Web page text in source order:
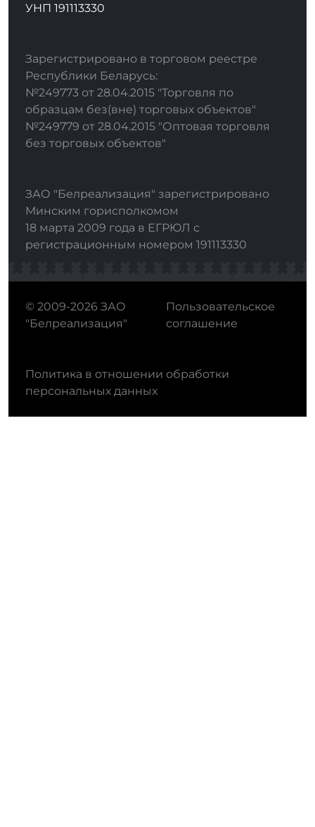
УНП 191113330
Зарегистрировано в торговом реестре
Республики Беларусь:
№249773 от 28.04.2015 "Торговля по
образцам без(вне) торговых объектов"
№249779 от 28.04.2015 "Оптовая торговля
без торговых объектов"
ЗАО "Белреализация" зарегистрировано
Минским горисполкомом
18 марта 2009 года в ЕГРЮЛ с
регистрационным номером 191113330
© 2009-2026 ЗАО
"Белреализация"
Пользовательское
соглашение
Политика в отношении обработки
персональных данных